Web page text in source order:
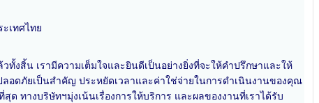
เทศไทย
งสิ้น เรามีความเต็มใจและยินดีเป็นอย่างยิ่งที่จะให้คำปรึกษาและให้
ลอดภัยเป็นสำคัญ ประหยัดเวลาและค่าใช่จ่ายในการดำเนินงานของคุณ
ทางบริษัทฯมุ่งเน้นเรื่องการให้บริการ และผลของงานที่เราได้รับ